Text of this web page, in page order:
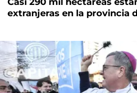
extranjeras en la provincia